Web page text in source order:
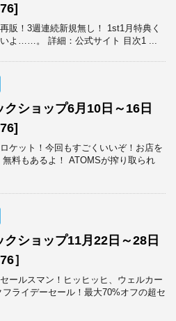
販！3週連続新規無し！ 1st1月特典く
よ……。 詳細：公式サイト 目次1 ...
クショップ6月10日～16日
ケット！今回もすごくいいぞ！お店を
無料もあるよ！ ATOMSが搾り取られ
クショップ11月22日～28日
］
ールスマン！ヒッヒッヒ、ウェルカー
フライデーセール！最大70%オフの超セ